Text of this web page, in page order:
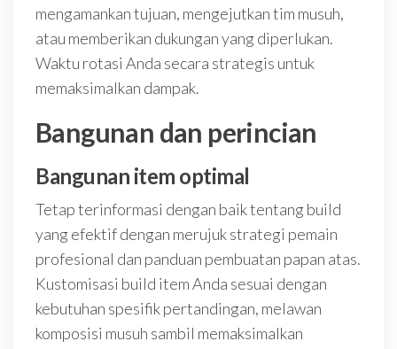
mengamankan tujuan, mengejutkan tim musuh,
atau memberikan dukungan yang diperlukan.
Waktu rotasi Anda secara strategis untuk
memaksimalkan dampak.
Bangunan dan perincian
Bangunan item optimal
Tetap terinformasi dengan baik tentang build
yang efektif dengan merujuk strategi pemain
profesional dan panduan pembuatan papan atas.
Kustomisasi build item Anda sesuai dengan
kebutuhan spesifik pertandingan, melawan
komposisi musuh sambil memaksimalkan